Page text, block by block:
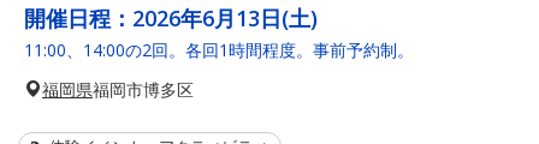
開催日程： 2026年6月13日(土)
11:00、14:00の2回。各回1時間程度。事前予約制。
福岡県福岡市博多区